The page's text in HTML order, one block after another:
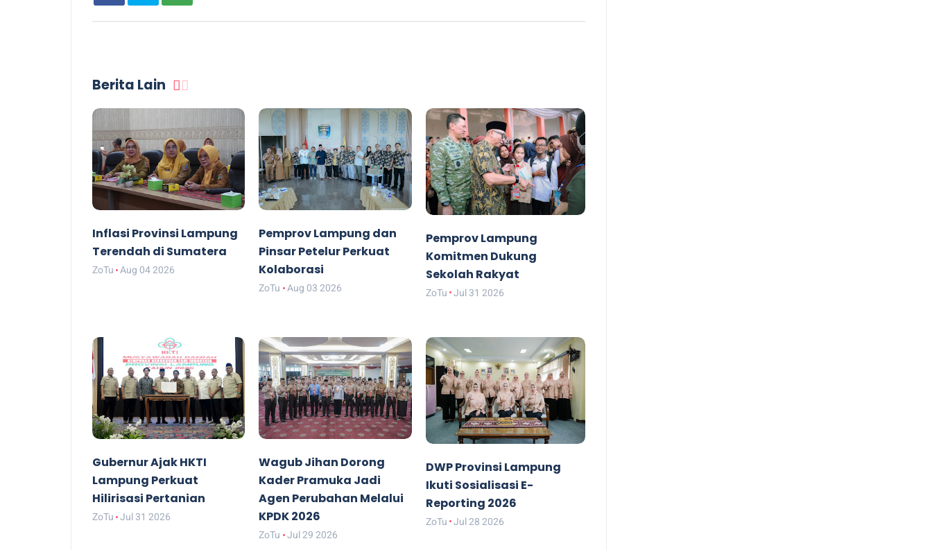
Berita Lain
Inflasi Provinsi Lampung
Terendah di Sumatera
ZoTu Aug 04 2026
Pemprov Lampung dan
Pinsar Petelur Perkuat
Kolaborasi
ZoTu Aug 03 2026
Pemprov Lampung
Komitmen Dukung
Sekolah Rakyat
ZoTu Jul 31 2026
Gubernur Ajak HKTI
Lampung Perkuat
Hilirisasi Pertanian
ZoTu Jul 31 2026
Wagub Jihan Dorong
Kader Pramuka Jadi
Agen Perubahan Melalui
KPDK 2026
ZoTu Jul 29 2026
DWP Provinsi Lampung
Ikuti Sosialisasi E-
Reporting 2026
ZoTu Jul 28 2026